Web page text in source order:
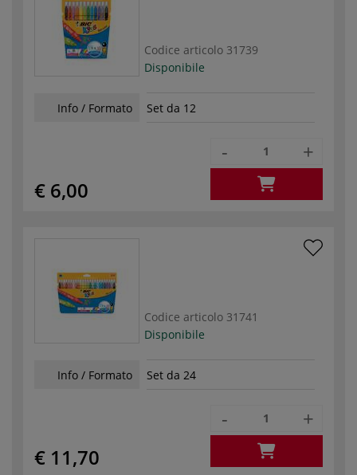
Codice articolo 31739
Disponibile
Info / Formato Set da 12
€ 6,00
- +
Codice articolo 31741
Disponibile
Info / Formato Set da 24
€ 11,70
- +